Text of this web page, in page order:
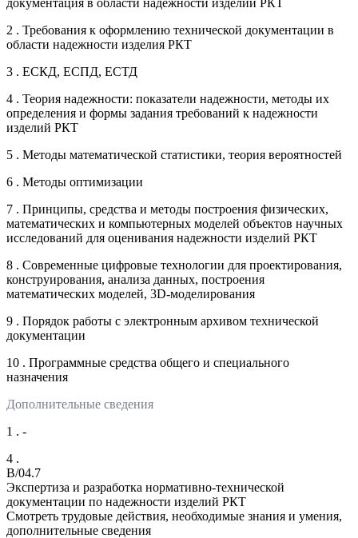
2 . Требования к оформлению технической документации в
области надежности изделия РКТ
3 . ЕСКД, ЕСПД, ЕСТД
4 . Теория надежности: показатели надежности, методы их
определения и формы задания требований к надежности
изделий РКТ
5 . Методы математической статистики, теория вероятностей
6 . Методы оптимизации
7 . Принципы, средства и методы построения физических,
математических и компьютерных моделей объектов научных
исследований для оценивания надежности изделий РКТ
8 . Современные цифровые технологии для проектирования,
конструирования, анализа данных, построения
математических моделей, 3D-моделирования
9 . Порядок работы с электронным архивом технической
документации
10 . Программные средства общего и специального
назначения
Дополнительные сведения
1 . -
4 .
B/04.7
Экспертиза и разработка нормативно-технической
документации по надежности изделий РКТ
Смотреть трудовые действия, необходимые знания и умения,
дополнительные сведения